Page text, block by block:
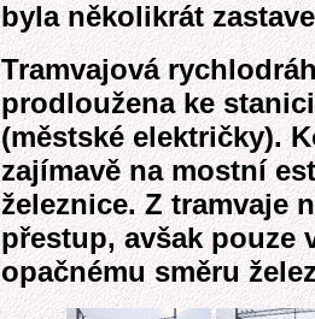
byla několikrát
Tramvajová
prodloužena ke
(městské električky).
zajímavě na mostní
železnice. Z tramvaje
přestup, avšak pouze
opačnému směru